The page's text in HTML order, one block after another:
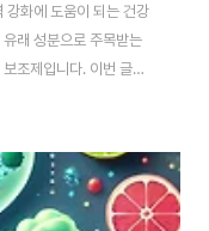
강화에 도움이 되는 건강
래 성분으로 주목받는
조제입니다. 이번 글에
네시아 먹는 방법에 대
허브로, 국화과에 속하는
, 감기 예방, 면역력 강화,
시아 효능1. 감기 및 독